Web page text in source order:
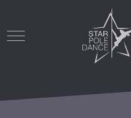
Mobile Menu Toggle